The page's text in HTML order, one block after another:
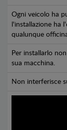
Ogni veicolo ha
l'installazione ha
qualunque
Per installarlo
sua macchina.
Non interferisce